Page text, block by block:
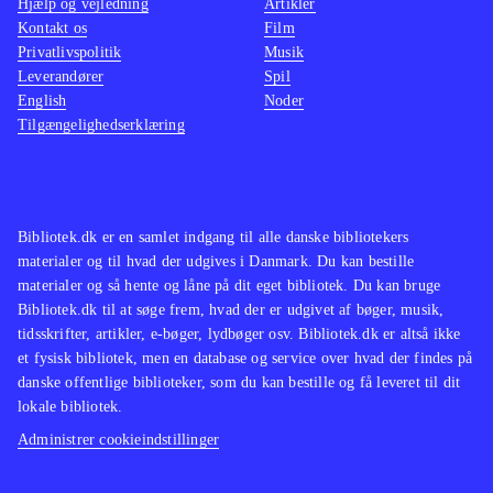
birds trilogy som indeholder alle de
originale baner plus "Rio" og
"Seasons"
Angry birds er stadig et fantastisk
underholdende koncept og med Star
Bibliotek.dk er en samlet indgang til alle danske bibliotekers
materialer og til hvad der udgives i Danmark. Du kan bestille
materialer og så hente og låne på dit eget bibliotek. Du kan bruge
Bibliotek.dk til at søge frem, hvad der er udgivet af bøger, musik,
tidsskrifter, artikler, e-bøger, lydbøger osv. Bibliotek.dk er altså ikke
et fysisk bibliotek, men en database og service over hvad der findes på
danske offentlige biblioteker, som du kan bestille og få leveret til dit
lokale bibliotek.
Administrer cookieindstillinger
Hjælp og vejledning
Kontakt os
Privatlivspolitik
Leverandører
English
Tilgængelighedserklæring
Artikler
Film
Musik
Spil
Noder